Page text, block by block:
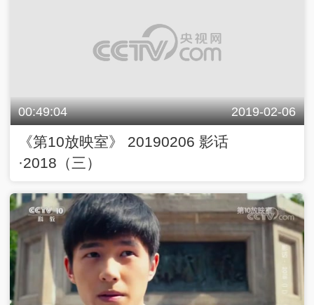
00:49:04 2019-02-06
《第10放映室》 20190206 影话
·2018（三）